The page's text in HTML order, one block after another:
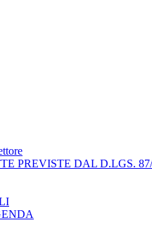
PREVISTE DAL D.LGS.